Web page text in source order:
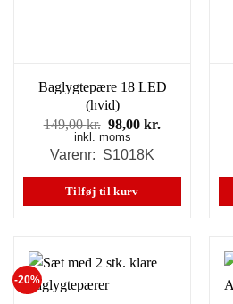
Baglygtepære 18 LED
(hvid)
149,00kr. Den
oprindelige
pris
149,00 kr..
98,00kr.
98,00 kr..
inkl. moms
Varenr: S1018K
Tilføj til kurv
-20%